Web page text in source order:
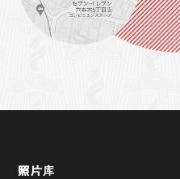
照片库